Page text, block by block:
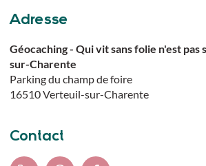
Adresse
Géocaching - Qui vit sans folie n'est pas
sur-Charente
Parking du champ de foire
16510Verteuil-sur-Charente
Contact